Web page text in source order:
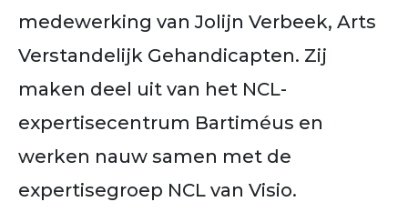
medewerking van Jolijn Verbeek, Arts
Verstandelijk Gehandicapten. Zij
maken deel uit van het NCL-
expertisecentrum Bartiméus en
werken nauw samen met de
expertisegroep NCL van Visio.